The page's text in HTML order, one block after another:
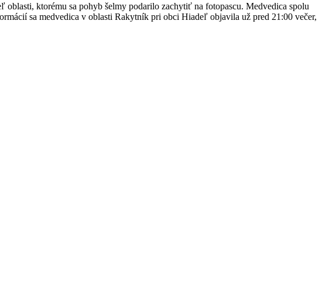
ktorému sa pohyb šelmy podarilo zachytiť na fotopascu. Medvedica spolu
sa medvedica v oblasti Rakytník pri obci Hiadeľ objavila už pred 21:00 večer,